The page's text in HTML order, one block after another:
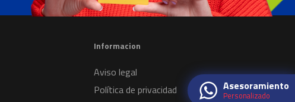
Informacion
Aviso legal
Política de privacidad
Asesoramiento
Personalizado